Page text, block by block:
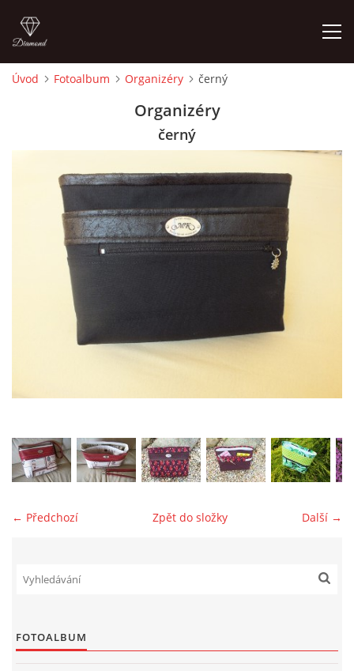
CEDULKY
MOJE POSLEDNÍ PRÁCE
Úvod Fotoalbum Organizéry černý
Organizéry
černý
← Předchozí Další →
Zpět do složky
FOTOALBUM